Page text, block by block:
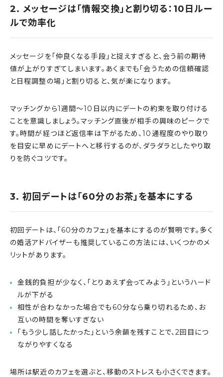
2. メッセージは「情報交換」と割り切る：10日ルー
ルで効率化
メッセージを「仲良くなる手段」と捉えすぎると、会う前の期待
値が上がりすぎてしまいます。あくまでも「会うための信頼確認
と日程調整の場」と割り切ると、気が楽になります。
マッチングから1週間〜10日以内にデートの約束を取り付ける
ことを意識しましょう。マッチング直後が相手の興味のピークで
す。時間が経つほど返信率は下がるため、10通程度のやり取り
を目安に早めにデートへと移行するのが、ダラダラとしたやり取
りを防ぐコツです。
3. 初回デートは「60分のお茶」を基本にする
初回デートは、「60分のカフェ」を基本にするのが賢明です。多く
の婚活アドバイザーも推奨しているこの方法には、いくつかのメ
リットがあります。
金銭的負担が少なく、「とりあえず会ってみよう」というハード
ルが下がる
相性が合わなかった場合でも60分なら乗り切れるため、お
互いの時間を奪いすぎない
「もう少し話したかった」という余韻を残すことで、2回目につ
ながりやすくなる
場所は駅近のカフェを選ぶと、移動のストレスも小さくできます。